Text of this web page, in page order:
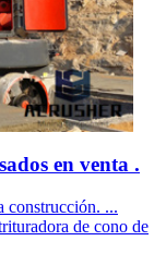
en venta .
construcción. ...
de cono de